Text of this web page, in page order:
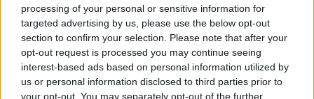
processing of your personal or sensitive information for
targeted advertising by us, please use the below opt-out
section to confirm your selection. Please note that after your
opt-out request is processed you may continue seeing
interest-based ads based on personal information utilized by
us or personal information disclosed to third parties prior to
your opt-out. You may separately opt-out of the further
menținerea centralelor pe cărbune. Critici la
adresa lui Bolojan